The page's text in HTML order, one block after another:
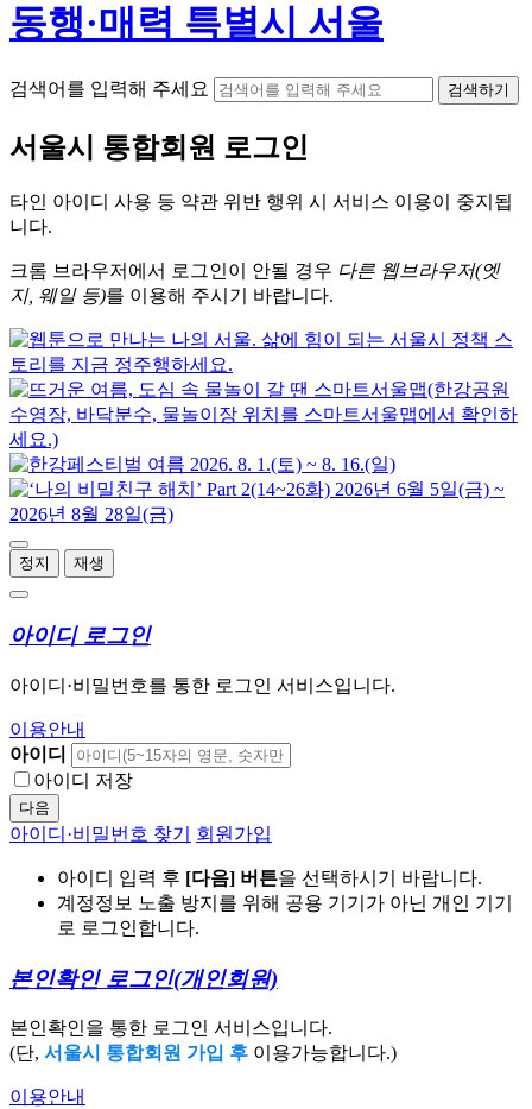
동행·매력 특별시 서울
검색어를 입력해 주세요 검색하기
서울시 통합회원 로그인
타인 아이디 사용 등 약관 위반 행위 시 서비스 이용이 중지됩
니다.
크롬 브라우저에서 로그인이 안될 경우 다른 웹브라우저(엣
지, 웨일 등)를 이용해 주시기 바랍니다.
정지 재생
아이디 로그인
아이디·비밀번호를 통한 로그인 서비스입니다.
이용안내
아이디
아이디 저장
다음
아이디·비밀번호 찾기 회원가입
아이디 입력 후 [다음] 버튼을 선택하시기 바랍니다.
계정정보 노출 방지를 위해 공용 기기가 아닌 개인 기기
로 로그인합니다.
본인확인 로그인(개인회원)
본인확인을 통한 로그인 서비스입니다.
(단, 서울시 통합회원 가입 후 이용가능합니다.)
이용안내